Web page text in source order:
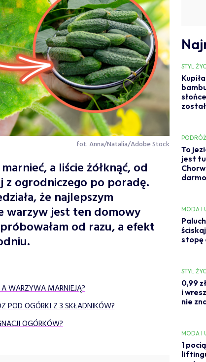
fot. Anna/Natalia/Adobe Stock
a liście żółknąć, od
z ogrodniczego po poradę.
że najlepszym
warzyw jest ten domowy
od razu, a efekt
WARZYWA MARNIEJĄ?
POD OGÓRKI Z 3 SKŁADNIKÓW?
OGÓRKÓW?
STYL
To
jest
darmo
MODA I
stopę
STYL
0,99
i
nie
MODA I
1